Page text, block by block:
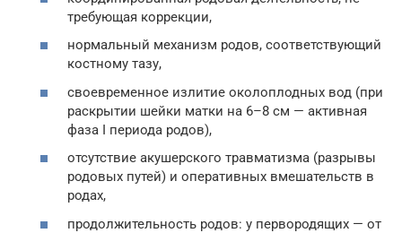
требующая коррекции,
нормальный механизм родов, соответствующий
костному тазу,
своевременное излитие околоплодных вод (при
раскрытии шейки матки на 6–8 см — активная
фаза I периода родов),
отсутствие акушерского травматизма (разрывы
родовых путей) и оперативных вмешательств в
родах,
продолжительность родов: у первородящих — от